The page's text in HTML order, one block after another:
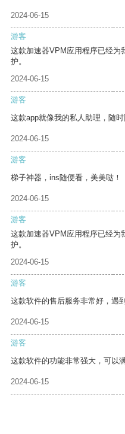
2024-06-15
游客
这款加速器VPM应用程序已经为
护。
2024-06-15
游客
这款app就像我的私人助理，随时
2024-06-15
游客
梯子神器，ins随便看，美美哒！
2024-06-15
游客
这款加速器VPM应用程序已经为
护。
2024-06-15
游客
这款软件的售后服务非常好，遇
2024-06-15
游客
这款软件的功能非常强大，可以
2024-06-15